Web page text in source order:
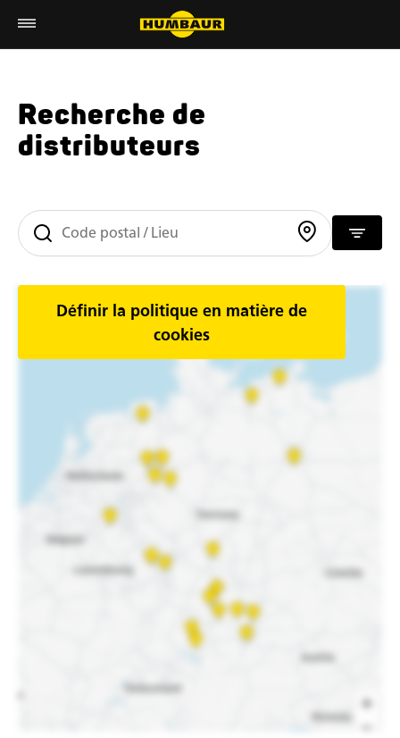
Recherche de
distributeurs
Définir la politique en matière de
cookies